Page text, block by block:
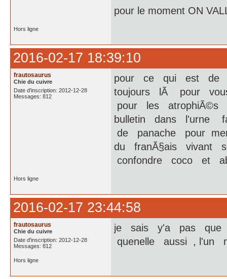
pour le moment ON
Hors ligne
2016-02-17 18:39:10
frautosaurus
Chie du cuivre
Date d'inscription: 2012-12-28
Messages: 812
pour ce qui est de
toujours lÃ pour
pour les
bulletin dans l'urne
de panache pour
du franÃ§ais vivant
confondre coco et
Hors ligne
2016-02-17 23:44:58
frautosaurus
Chie du cuivre
Date d'inscription: 2012-12-28
Messages: 812
je sais y'a pas
quenelle aussi , l'un
Hors ligne